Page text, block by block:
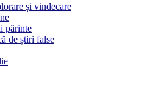
și vindecare
părinte
de știri false